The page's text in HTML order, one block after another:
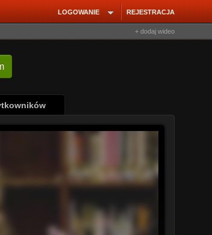
REJESTRACJA
LOGOWANIE
+ dodaj wideo